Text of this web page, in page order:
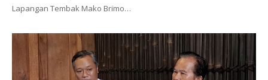
Lapangan Tembak Mako Brimo…